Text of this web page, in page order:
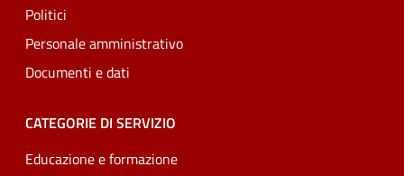
Politici
Personale amministrativo
Documenti e dati
CATEGORIE DI SERVIZIO
Educazione e formazione